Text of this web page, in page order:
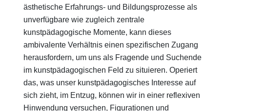
ästhetische Erfahrungs- und Bildungsprozesse als
unverfügbare wie zugleich zentrale
kunstpädagogische Momente, kann dieses
ambivalente Verhältnis einen spezifischen Zugang
herausfordern, um uns als Fragende und Suchende
im kunstpädagogischen Feld zu situieren. Operiert
das, was unser kunstpädagogisches Interesse auf
sich zieht, im Entzug, können wir in einer reflexiven
Hinwendung versuchen, Figurationen und